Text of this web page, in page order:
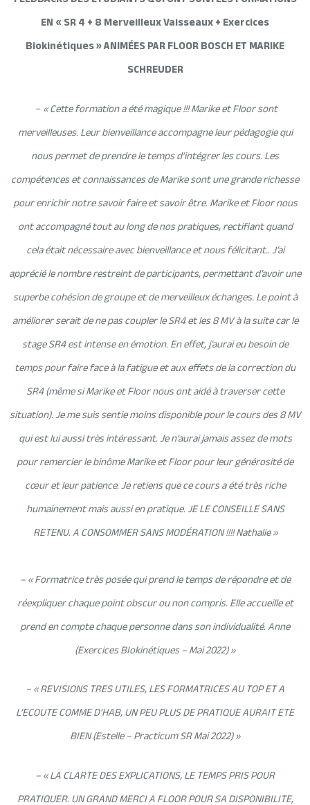
EN « SR 4 + 8 Merveilleux Vaisseaux + Exercices
Biokinétiques » ANIMÉES PAR FLOOR BOSCH ET MARIKE
SCHREUDER
– « Cette formation a été magique !!! Marike et Floor sont
merveilleuses. Leur bienveillance accompagne leur pédagogie qui
nous permet de prendre le temps d’intégrer les cours. Les
compétences et connaissances de Marike sont une grande richesse
pour enrichir notre savoir faire et savoir être. Marike et Floor nous
ont accompagné tout au long de nos pratiques, rectifiant quand
cela était nécessaire avec bienveillance et nous félicitant.. J’ai
apprécié le nombre restreint de participants, permettant d’avoir une
superbe cohésion de groupe et de merveilleux échanges. Le point à
améliorer serait de ne pas coupler le SR4 et les 8 MV à la suite car le
stage SR4 est intense en émotion. En effet, j’aurai eu besoin de
temps pour faire face à la fatigue et aux effets de la correction du
SR4 (même si Marike et Floor nous ont aidé à traverser cette
situation). Je me suis sentie moins disponible pour le cours des 8 MV
qui est lui aussi très intéressant. Je n’aurai jamais assez de mots
pour remercier le binôme Marike et Floor pour leur générosité de
cœur et leur patience. Je retiens que ce cours a été très riche
humainement mais aussi en pratique. JE LE CONSEILLE SANS
RETENU. A CONSOMMER SANS MODÉRATION !!!! Nathalie »
– « Formatrice très posée qui prend le temps de répondre et de
réexpliquer chaque point obscur ou non compris. Elle accueille et
prend en compte chaque personne dans son individualité. Anne
(Exercices BIokinétiques – Mai 2022) »
– « REVISIONS TRES UTILES, LES FORMATRICES AU TOP ET A
L’ECOUTE COMME D’HAB, UN PEU PLUS DE PRATIQUE AURAIT ETE
BIEN (Estelle – Practicum SR Mai 2022) »
– « LA CLARTE DES EXPLICATIONS, LE TEMPS PRIS POUR
PRATIQUER. UN GRAND MERCI A FLOOR POUR SA DISPONIBILITE,